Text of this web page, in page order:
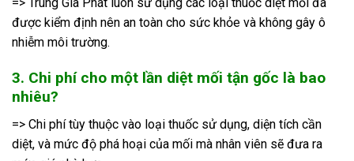
được kiểm định nên an toàn cho sức khỏe và không gây ô
nhiễm môi trường.
3. Chi phí cho một lần diệt mối tận gốc là bao
nhiêu?
=> Chi phí tùy thuộc vào loại thuốc sử dụng, diện tích cần
diệt, và mức độ phá hoại của mối mà nhân viên sẽ đưa ra